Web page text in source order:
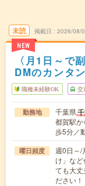
未読
NEW
掲載日 2026/08/
〈月1日～で
DMのカンタ
職種未経験OK 交
勤務地 千葉県
都賀駅
歩5分／
曜日頻度
週0日～/
け」な
ても大丈
ださい！